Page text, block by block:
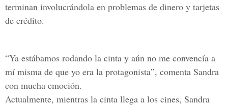
terminan involucrándola en problemas de dinero y tarjetas
de crédito.
“Ya estábamos rodando la cinta y aún no me convencía a
mí misma de que yo era la protagonista”, comenta Sandra
con mucha emoción.
Actualmente, mientras la cinta llega a los cines, Sandra